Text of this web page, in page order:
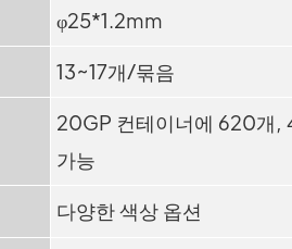
φ25*1.2mm
13~17개/묶음
20GP 컨테이너에 620개,
가능
다양한 색상 옵션